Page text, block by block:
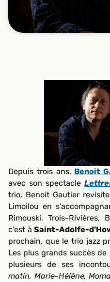
Depuis trois ans, Benoit
avec son spectacle
trio, Benoit Gautier
Limoilou en
Rimouski, Trois-Rivières,
c’est àSaint-Adolfe-
prochain, que le trio jazz
Les plus grands succès
plusieurs de ses
matin, Marie-Hélène,